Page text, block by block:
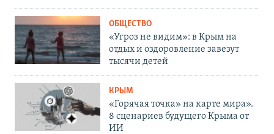
ОБЩЕСТВО
«Угроз не видим»: в Крым на
отдых и оздоровление завезут
тысячи детей
КРЫМ
«Горячая точка» на карте мира».
8 сценариев будущего Крыма от
ИИ